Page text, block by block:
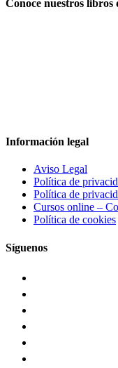
Conoce nuestros libros
Información legal
Aviso Legal
Política de
Política de
Cursos online –
Política de cookies
Síguenos